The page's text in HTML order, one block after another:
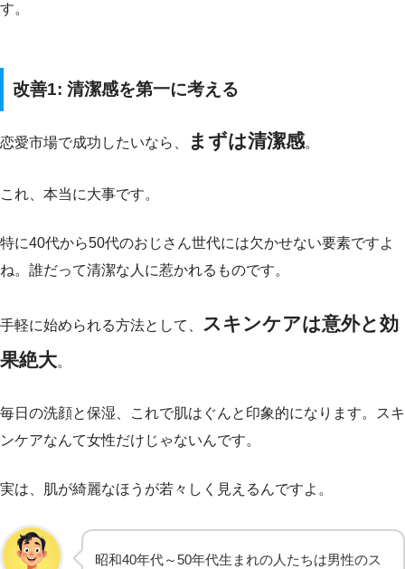
す。
改善1: 清潔感を第一に考える
恋愛市場で成功したいなら、 まずは清潔感。
これ、本当に大事です。
特に40代から50代のおじさん世代には欠かせない要素ですよ
ね。誰だって清潔な人に惹かれるものです。
手軽に始められる方法として、
スキンケアは意外と効
果絶大。
毎日の洗顔と保湿、これで肌はぐんと印象的になります。スキ
ンケアなんて女性だけじゃないんです。
実は、肌が綺麗なほうが若々しく見えるんですよ。
昭和40年代～50年代生まれの人たちは男性のス